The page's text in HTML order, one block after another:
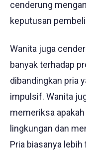
cenderung
keputusan
Wanita juga
banyak terhadap
dibandingkan pria
impulsif. Wanita
memeriksa
lingkungan dan
Pria biasanya